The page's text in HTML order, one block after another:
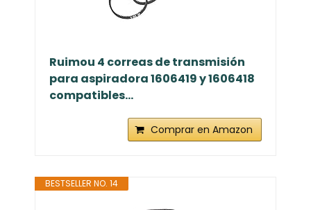
Ruimou 4 correas de transmisión
para aspiradora 1606419 y 1606418
compatibles...
Comprar en Amazon
BESTSELLER NO. 14